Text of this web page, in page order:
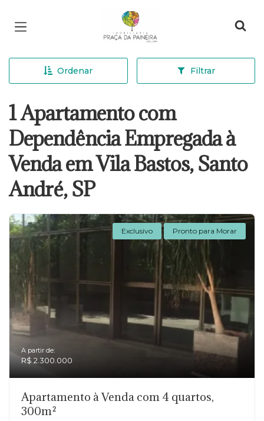
Página inicial
Ordenar Filtrar
1 Apartamento com
Dependência Empregada à
Venda em Vila Bastos, Santo
André, SP
Exclusivo Pronto para Morar
A partir de:
R$ 2.300.000
Apartamento à Venda com 4 quartos,
300m²